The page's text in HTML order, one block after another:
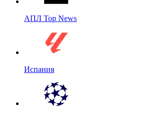
АПЛ Top News
Испания